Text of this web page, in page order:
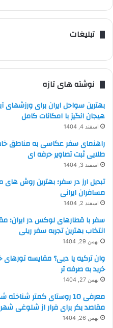
تبلیغات
نوشته های تازه
هیجان انگیز با امکانات کامل
اسفند 4, 1404
راهنمای سفر عکاسی به مناطق
طلایی ثبت تصاویر حرفه ای
اسفند 3, 1404
تبدیل ارز در سفر؛ بهترین روش
مسافران ایرانی
اسفند 2, 1404
سفر با قطارهای لوکس در ایران؛
انتخاب بهترین تجربه سفر ریلی
بهمن 29, 1404
وان ترکیه یا دبی؟ مقایسه تورهای
خرید به صرفه تر
بهمن 27, 1404
معرفی 10 روستای کمتر
مقاصد بکر برای فرار از شلوغی
بهمن 26, 1404